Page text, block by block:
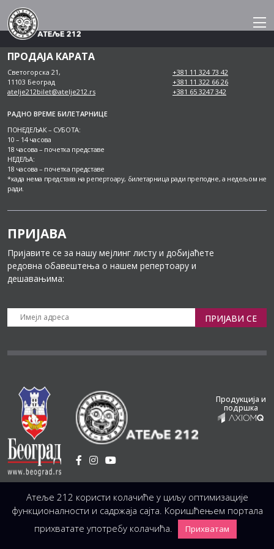
Skip
to
content
ПРОДАЈА КАРАТА
Светогорска 21,
11103 Београд
atelje212bilet@atelje212.rs
+381 11 324 73 42
+381 11 322 66 26
+381 65 3247 342
РАДНО ВРЕМЕ БИЛЕТАРНИЦЕ
ПОНЕДЕЉАК – СУБОТА:
10 – 14 часова
18 часова – почетка представе
НЕДЕЉА:
18 часова – почетка представе
*када нема представа на репертоару, билетарница ради преподне, а недељом не
ради.
ПРИЈАВА
Пријавите се за нашу мејлинг листу и добијаћете
редовна обавештења о нашем репертоару и
дешавањима:
ПРИЈАВИ СЕ
Установа Културе / Светогорска 21, 11103 Београд, Србија
Централа (управа, организација, администрација, рачуноводство, техника)
+381 11 3246 146;
+381 11 3246 147 |office@atelje212.rs
Продукција и
подршка
Сва Права Задржана © 2026 Позориште Атеља 212
Атеље 212 користи колачиће у циљу оптимизације
функционалности и садржаја сајта. Коришћењем портала
прихватате употребу колачића.
Прихватам